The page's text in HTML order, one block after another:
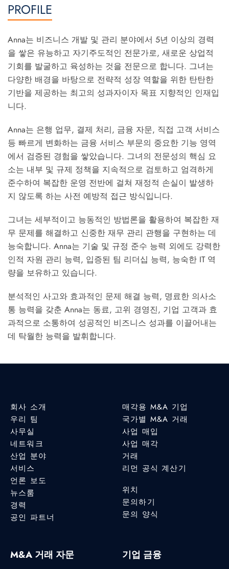
PROFILE
Anna는 비즈니스 개발 및 관리 분야에서 5년 이상의 경력
을 쌓은 유능하고 자기주도적인 전문가로, 새로운 상업적
기회를 발굴하고 육성하는 것을 전문으로 합니다. 그녀는
다양한 배경을 바탕으로 전략적 성장 역할을 위한 탄탄한
기반을 제공하는 최고의 성과자이자 목표 지향적인 인재입
니다.
Anna는 은행 업무, 결제 처리, 금융 자문, 직접 고객 서비스
등 빠르게 변화하는 금융 서비스 부문의 중요한 기능 영역
에서 검증된 경험을 쌓았습니다. 그녀의 전문성의 핵심 요
소는 내부 및 규제 정책을 지속적으로 검토하고 엄격하게
준수하여 복잡한 운영 전반에 걸쳐 재정적 손실이 발생하
지 않도록 하는 사전 예방적 접근 방식입니다.
그녀는 세부적이고 능동적인 방법론을 활용하여 복잡한 재
무 문제를 해결하고 신중한 재무 관리 관행을 구현하는 데
능숙합니다. Anna는 기술 및 규정 준수 능력 외에도 강력한
인적 자원 관리 능력, 입증된 팀 리더십 능력, 능숙한 IT 역
량을 보유하고 있습니다.
분석적인 사고와 효과적인 문제 해결 능력, 명료한 의사소
통 능력을 갖춘 Anna는 동료, 고위 경영진, 기업 고객과 효
과적으로 소통하여 성공적인 비즈니스 성과를 이끌어내는
데 탁월한 능력을 발휘합니다.
회사 소개
우리 팀
사무실
네트워크
산업 분야
서비스
언론 보도
뉴스룸
경력
공인 파트너
매각용 M&A 기업
국가별 M&A 거래
사업 매입
사업 매각
거래
리먼 공식 계산기
위치
문의하기
문의 양식
M&A 거래 자문 기업 금융